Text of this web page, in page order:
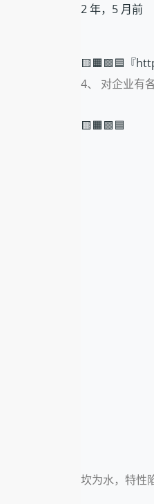
2 年，5 月前
🟨🟧🟩🟦『
4、 对企业有
🟨🟧🟩🟦
坎为水，特性